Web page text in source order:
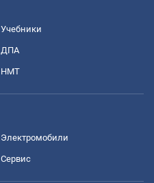
Учебники
ДПА
НМТ
Электромобили
Сервис